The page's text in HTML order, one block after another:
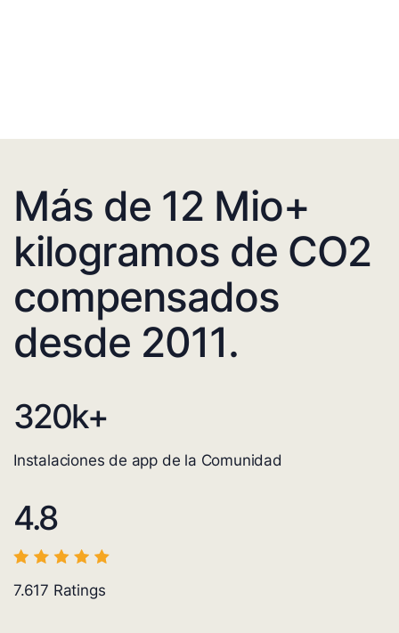
Más de 12 Mio+
kilogramos de CO2
compensados
desde 2011.
320k+
Instalaciones de app de la Comunidad
4.8
7.617 Ratings